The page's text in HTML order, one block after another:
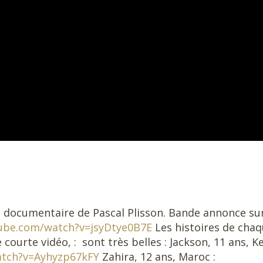
de Pascal Plisson. Bande annonce
watch?v=jsyDtye0B7E Les histoires de
courte vidéo, : sont très belles : Jackson, 11 ans,
Zahira, 12 ans, Maroc :